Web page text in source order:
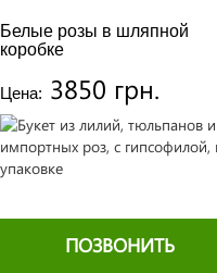
Белые розы в шляпной
коробке
Цена: 3850 грн.
ПОЗВОНИТЬ